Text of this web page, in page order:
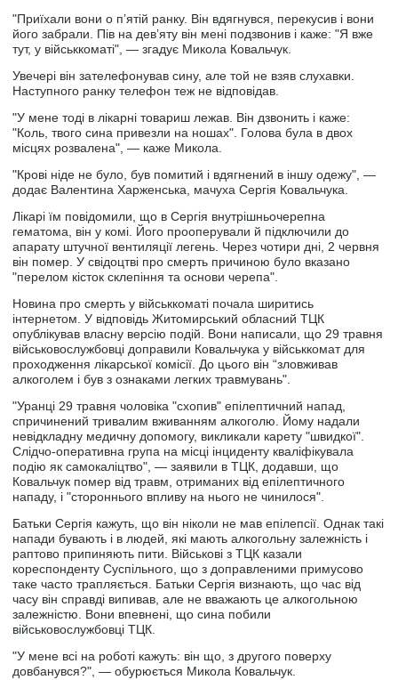
"Приїхали вони о пʼятій ранку. Він вдягнувся, перекусив і вони
його забрали. Пів на дев’яту він мені подзвонив і каже: "Я вже
тут, у військкоматі", — згадує Микола Ковальчук.
Увечері він зателефонував сину, але той не взяв слухавки.
Наступного ранку телефон теж не відповідав.
"У мене тоді в лікарні товариш лежав. Він дзвонить і каже:
"Коль, твого сина привезли на ношах". Голова була в двох
місцях розвалена", — каже Микола.
"Крові ніде не було, був помитий і вдягнений в іншу одежу", —
додає Валентина Харженська, мачуха Сергія Ковальчука.
Лікарі їм повідомили, що в Сергія внутрішньочерепна
гематома, він у комі. Його прооперували й підключили до
апарату штучної вентиляції легень. Через чотири дні, 2 червня
він помер. У свідоцтві про смерть причиною було вказано
"перелом кісток склепіння та основи черепа".
Новина про смерть у військкоматі почала ширитись
інтернетом. У відповідь Житомирський обласний ТЦК
опублікував власну версію подій. Вони написали, що 29 травня
військовослужбовці доправили Ковальчука у військкомат для
проходження лікарської комісії. До цього він “зловживав
алкоголем і був з ознаками легких травмувань".
"Уранці 29 травня чоловіка "схопив" епілептичний напад,
спричинений тривалим вживанням алкоголю. Йому надали
невідкладну медичну допомогу, викликали карету "швидкої".
Слідчо-оперативна група на місці інциденту кваліфікувала
подію як самокаліцтво", — заявили в ТЦК, додавши, що
Ковальчук помер від травм, отриманих від епілептичного
нападу, і "стороннього впливу на нього не чинилося".
Батьки Сергія кажуть, що він ніколи не мав епілепсії. Однак такі
напади бувають і в людей, які мають алкогольну залежність і
раптово припиняють пити. Військові з ТЦК казали
кореспонденту Суспільного, що з доправленими примусово
таке часто трапляється. Батьки Сергія визнають, що час від
часу він справді випивав, але не вважають це алкогольною
залежністю. Вони впевнені, що сина побили
військовослужбовці ТЦК.
"У мене всі на роботі кажуть: він що, з другого поверху
довбанувся?", — обурюється Микола Ковальчук.